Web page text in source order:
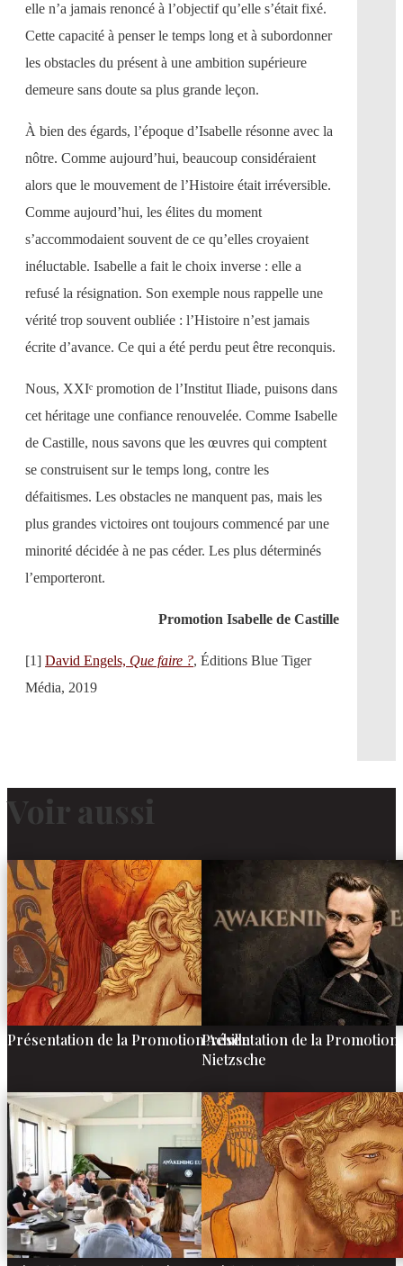
elle n’a jamais renoncé à l’objectif qu’elle s’était fixé.
Cette capacité à penser le temps long et à subordonner
les obstacles du présent à une ambition supérieure
demeure sans doute sa plus grande leçon.
À bien des égards, l’époque d’Isabelle résonne avec la
nôtre. Comme aujourd’hui, beaucoup considéraient
alors que le mouvement de l’Histoire était irréversible.
Comme aujourd’hui, les élites du moment
s’accommodaient souvent de ce qu’elles croyaient
inéluctable. Isabelle a fait le choix inverse : elle a
refusé la résignation. Son exemple nous rappelle une
vérité trop souvent oubliée : l’Histoire n’est jamais
écrite d’avance. Ce qui a été perdu peut être reconquis.
Nous, XXIᵉ promotion de l’Institut Iliade, puisons dans
cet héritage une confiance renouvelée. Comme Isabelle
de Castille, nous savons que les œuvres qui comptent
se construisent sur le temps long, contre les
défaitismes. Les obstacles ne manquent pas, mais les
plus grandes victoires ont toujours commencé par une
minorité décidée à ne pas céder. Les plus déterminés
l’emporteront.
Promotion Isabelle de Castille
[1] David Engels, Que faire ?, Éditions Blue Tiger
Média, 2019
Voir aussi
Présentation de la Promotion AchillePrésentation de la
Nietzsche